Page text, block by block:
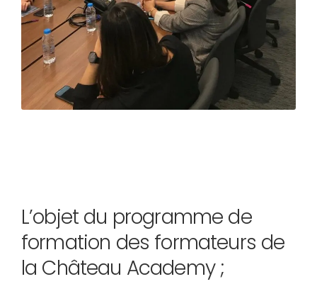
L’objet du programme de
formation des formateurs de
la Château Academy ;